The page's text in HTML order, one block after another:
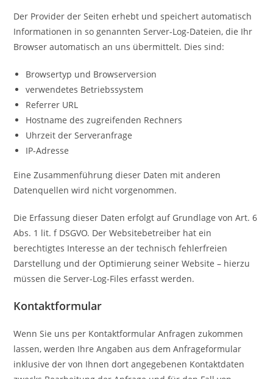
Der Provider der Seiten erhebt und speichert automatisch
Informationen in so genannten Server-Log-Dateien, die Ihr
Browser automatisch an uns übermittelt. Dies sind:
Browsertyp und Browserversion
verwendetes Betriebssystem
Referrer URL
Hostname des zugreifenden Rechners
Uhrzeit der Serveranfrage
IP-Adresse
Eine Zusammenführung dieser Daten mit anderen
Datenquellen wird nicht vorgenommen.
Die Erfassung dieser Daten erfolgt auf Grundlage von Art. 6
Abs. 1 lit. f DSGVO. Der Websitebetreiber hat ein
berechtigtes Interesse an der technisch fehlerfreien
Darstellung und der Optimierung seiner Website – hierzu
müssen die Server-Log-Files erfasst werden.
Kontaktformular
Wenn Sie uns per Kontaktformular Anfragen zukommen
lassen, werden Ihre Angaben aus dem Anfrageformular
inklusive der von Ihnen dort angegebenen Kontaktdaten